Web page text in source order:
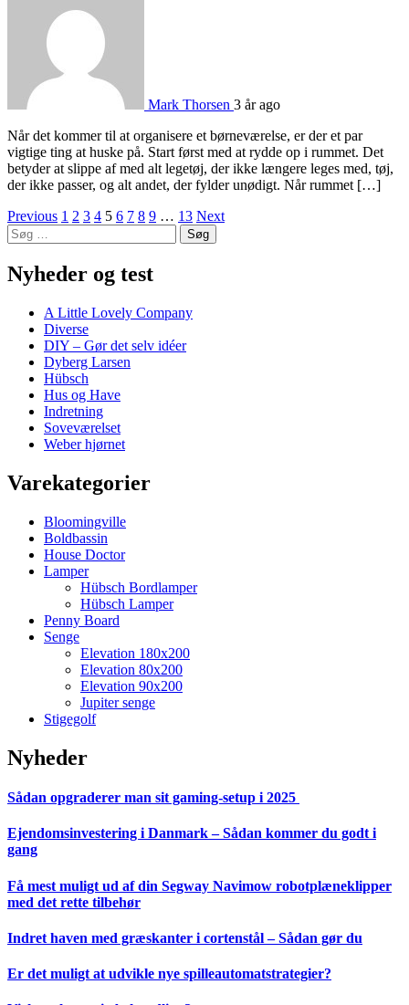
Mark Thorsen 3 år ago
Når det kommer til at organisere et børneværelse, er der et par
vigtige ting at huske på. Start først med at rydde op i rummet. Det
betyder at slippe af med alt legetøj, der ikke længere leges med, tøj,
der ikke passer, og alt andet, der fylder unødigt. Når rummet […]
Navigation
til
indlæg
Previous 1 2 3 4 5 6 7 8 9 … 13 Next
Søg
efter:
Nyheder og test
A Little Lovely Company
Diverse
DIY – Gør det selv idéer
Dyberg Larsen
Hübsch
Hus og Have
Indretning
Soveværelset
Weber hjørnet
Varekategorier
Bloomingville
Boldbassin
House Doctor
Lamper
Hübsch Bordlamper
Hübsch Lamper
Penny Board
Senge
Elevation 180x200
Elevation 80x200
Elevation 90x200
Jupiter senge
Stigegolf
Nyheder
Sådan opgraderer man sit gaming-setup i 2025
Ejendomsinvestering i Danmark – Sådan kommer du godt i
gang
Få mest muligt ud af din Segway Navimow robotplæneklipper
med det rette tilbehør
Indret haven med græskanter i cortenstål – Sådan gør du
Er det muligt at udvikle nye spilleautomatstrategier?